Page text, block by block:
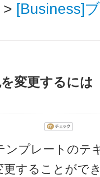
> [Business]
変更するには
ンプレートのテ
更することがで